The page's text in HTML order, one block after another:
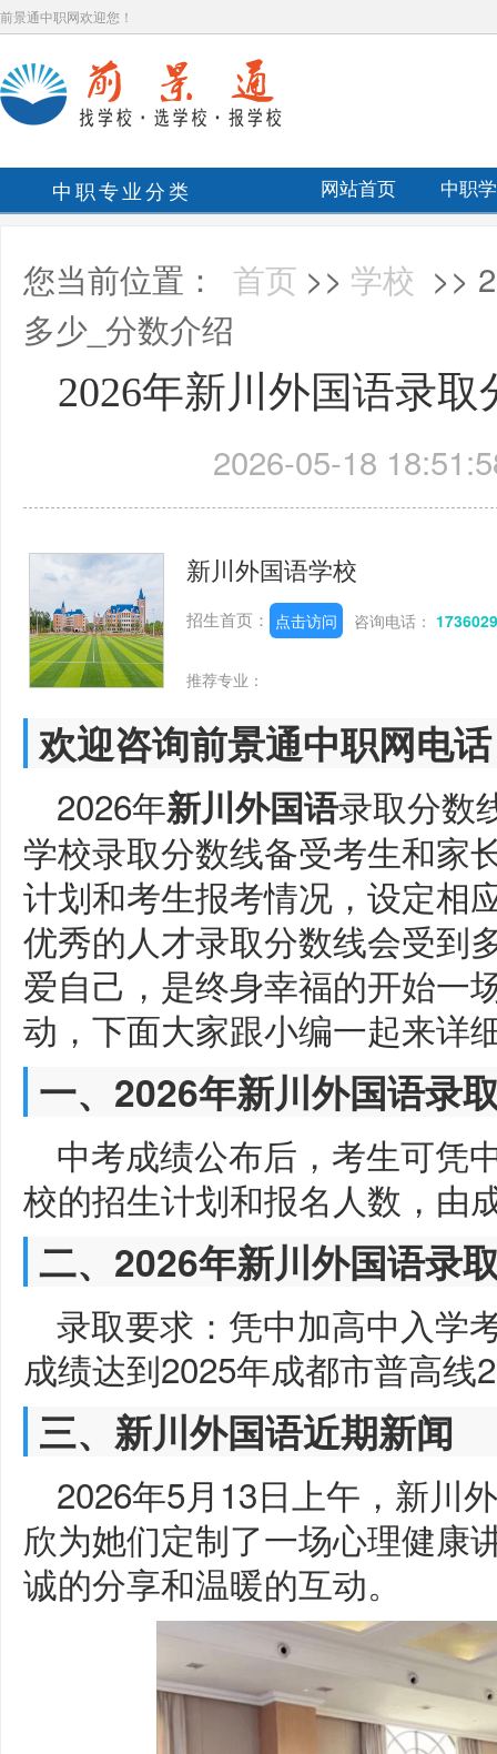
前景通中职网欢迎您！
中职专业分类 网站首页 中职
您当前位置： 首页 >> 学校 >>
多少_分数介绍
2026年新川外国语录
2026-05-18
新川外国语学校
招生首页： 点击访问 咨询电话：
推荐专业：
欢迎咨询前景通中职网电
2026年新川外国语录取分数
学校录取分数线备受考生和家
计划和考生报考情况，设定相
优秀的人才录取分数线会受到
爱自己，是终身幸福的开始一
动，下面大家跟小编一起来详
一、2026年新川外国语录
中考成绩公布后，考生可凭
校的招生计划和报名人数，由
二、2026年新川外国语录
录取要求：凭中加高中入学
成绩达到2025年成都市普高线
三、新川外国语近期新闻
2026年5月13日上午，新川
欣为她们定制了一场心理健康
诚的分享和温暖的互动。